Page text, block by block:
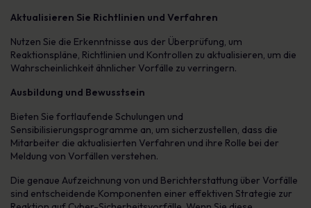
Aktualisieren Sie Richtlinien und Verfahren
Nutzen Sie die Erkenntnisse aus der Überprüfung, um
Reaktionspläne, Richtlinien und Kontrollen zu aktualisieren, um die
Wahrscheinlichkeit ähnlicher Vorfälle zu verringern.
Ausbildung und Bewusstsein
Bieten Sie fortlaufende Schulungen und
Sensibilisierungsprogramme an, um sicherzustellen, dass die
Mitarbeiter die aktualisierten Verfahren und ihre Rolle bei der
Meldung von Vorfällen verstehen.
Die genaue Aufzeichnung von und Berichterstattung über Vorfälle
sind entscheidende Komponenten einer effektiven Strategie zur